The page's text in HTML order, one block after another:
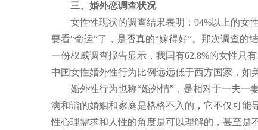
三、婚外恋调查状况
女性性现状的调查结果表明：94%以上的女性
要看“命运”了，是否真的“嫁得好”。那次调查的
一份权威调查报告显示，我国有62.8%的女性只
中国女性婚外性行为比例远远低于西方国家，如
婚外性行为也称“婚外情”，是相对于一夫一妻
满和谐的婚姻和家庭是格格不入的，它不仅可能
性心理需求和人性的角度是可以理解的，甚至是